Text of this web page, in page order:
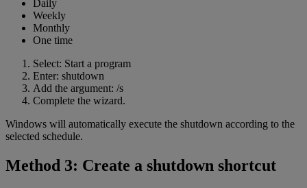
Daily
Weekly
Monthly
One time
Select: Start a program
Enter: shutdown
Add the argument: /s
Complete the wizard.
Windows will automatically execute the shutdown according to the
selected schedule.
Method 3: Create a shutdown shortcut